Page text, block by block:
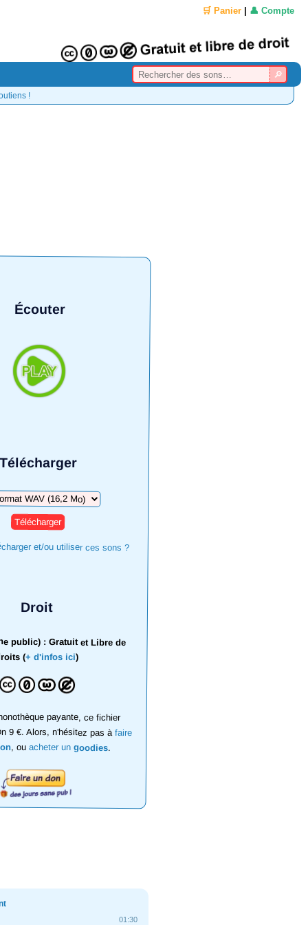
🛒 Panier 👤 Compte
!
Écouter
Télécharger
et/ou utiliser ces sons ?
Droit
public) : Gratuit et Libre de
(+ d'infos ici)
payante, ce fichier
9 €. Alors, n'hésitez pas àfaire
, ouacheter ungoodies.
01:30